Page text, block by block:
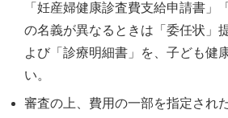
「妊産婦健康診査費支給申請書」
の名義が異なるときは「委任状」
よび「診療明細書」を、子ども健
い。
審査の上、費用の一部を指定され